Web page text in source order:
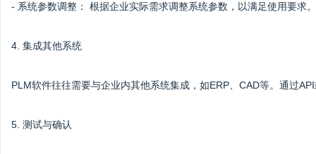
- 系统参数调整： 根据企业实际需求调整系统参数，以满足使用要求。
4. 集成其他系统
PLM软件往往需要与企业内其他系统集成，如ERP、CAD等。通过
5. 测试与确认